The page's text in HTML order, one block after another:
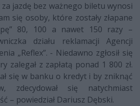
jazdę bez ważnego biletu wynosi
się osoby, które zostały złapane
80, 100 a nawet 150 razy –
działu reklamacji Agencji
„Reflex”. - Niedawno zgłosił się
zalegał z zapłatą ponad 1 800 zł.
się w banku o kredyt i by zniknąć
zdecydował się natychmiast
– powiedział Dariusz Dębski.